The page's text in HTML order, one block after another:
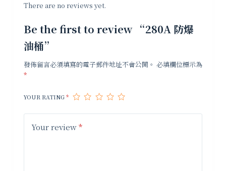
There are no reviews yet.
Be the first to review “280A 防爆
油桶”
發佈留言必須填寫的電子郵件地址不會公開。 必填欄位標示為
*
YOUR RATING*
Your review*